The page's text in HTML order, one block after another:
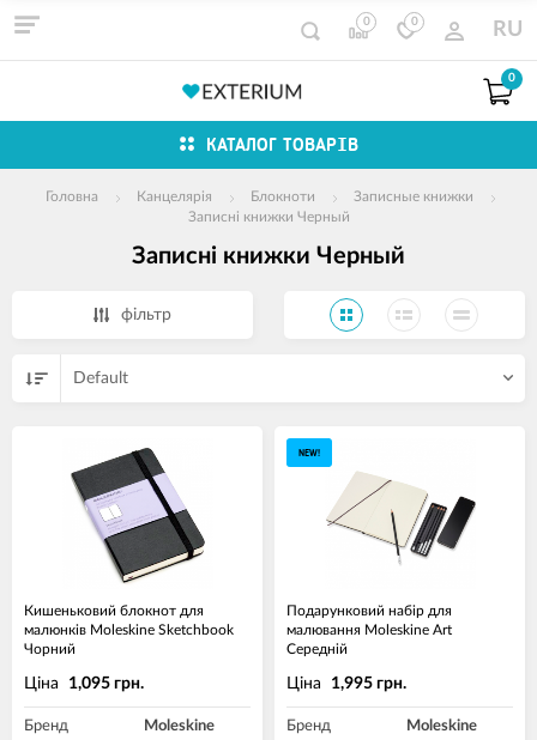
0 0 RU
0
КАТАЛОГ ТОВАРІВ
Головна Канцелярія Блокноти
Записные книжки
Записні книжки Черный
Записні книжки Черный
фільтр
Default
Кишеньковий блокнот для
малюнків Moleskine Sketchbook
Чорний
Ціна 1,095 грн.
Бренд Moleskine
NEW!
Подарунковий набір для
малювання Moleskine Art
Середній
Ціна 1,995 грн.
Бренд Moleskine